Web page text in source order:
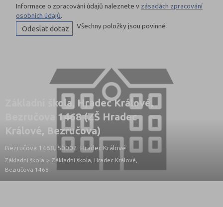
Informace o zpracování údajů naleznete v zásadách zpracování
osobních údajů.
Všechny položky jsou povinné
Základní škola, Hradec Králové,
Bezručova 1468 (ZŠ Hradec
Králové, Bezručova)
Bezručova 1468, 50002 Hradec Králové
Základní škola > Základní škola, Hradec Králové,
Bezručova 1468